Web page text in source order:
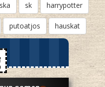
sk harrypotter
putoatjos hauskat